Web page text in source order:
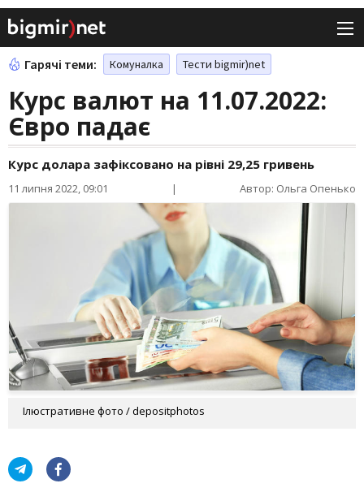
Гарячі теми: Комуналка Тести bigmir)net
Курс валют на 11.07.2022:
Євро падає
Курс долара зафіксовано на рівні 29,25 гривень
11 липня 2022, 09:01 | Автор: Ольга Опенько
Ілюстративне фото / depositphotos